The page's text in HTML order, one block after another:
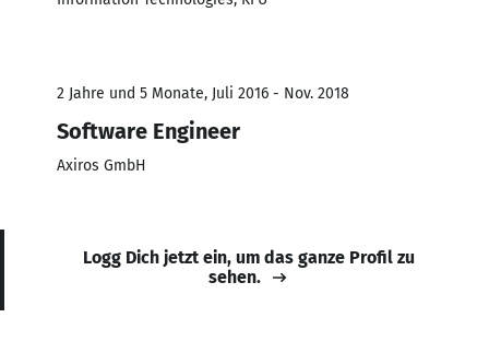
2 Jahre und 5 Monate, Juli 2016 - Nov. 2018
Software Engineer
Axiros GmbH
Logg Dich jetzt ein, um das ganze Profil zu
sehen.